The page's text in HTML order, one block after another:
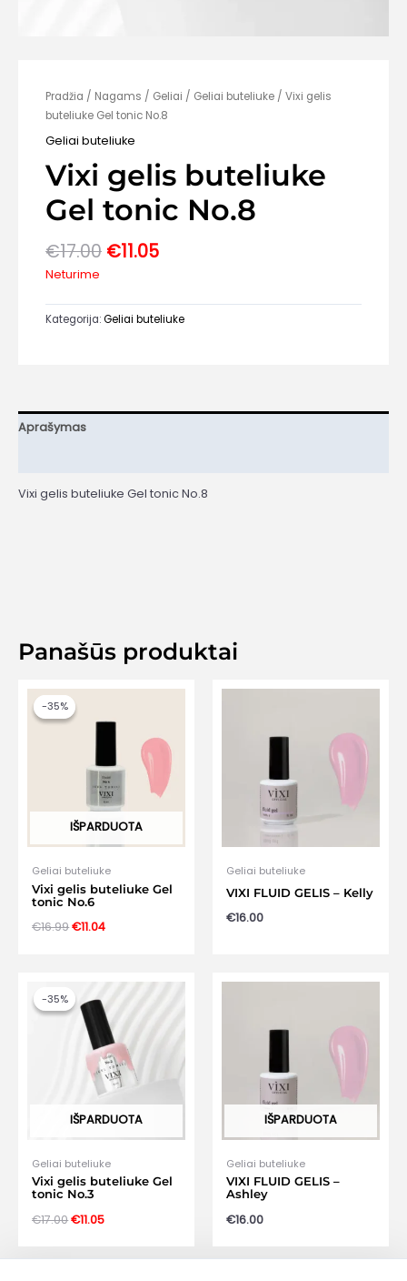
Pradžia / Nagams / Geliai / Geliai buteliuke / Vixi gelis
buteliuke Gel tonic No.8
Geliai buteliuke
Vixi gelis buteliuke
Gel tonic No.8
€17.00 Original
€17.00.
€11.05Current
€11.05.
Neturime
Kategorija:Geliai buteliuke
Aprašymas
Vixi gelis buteliuke Gel tonic No.8
Panašūs produktai
-35%
IŠPARDUOTA
-35%
Geliai buteliuke
Vixi gelis buteliuke Gel
tonic No.6
€16.99Original
€11.04Current
Geliai buteliuke
VIXI FLUID GELIS – Kelly
€16.00
-35%
IŠPARDUOTA
-35%
Geliai buteliuke
Vixi gelis buteliuke Gel
tonic No.3
€17.00Original
€17.00.
€11.05Current
€11.05.
IŠPARDUOTA
Geliai buteliuke
VIXI FLUID GELIS –
Ashley
€16.00